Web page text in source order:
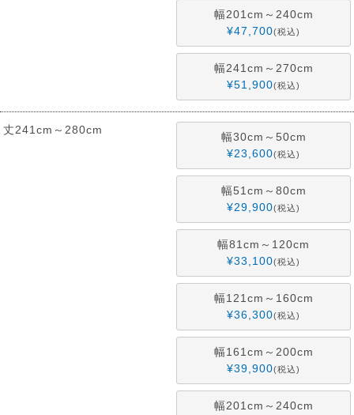
幅201cm～240cm
¥47,700 税込
幅241cm～270cm
¥51,900 税込
丈241cm～280cm
幅30cm～50cm
¥23,600 税込
幅51cm～80cm
¥29,900 税込
幅81cm～120cm
¥33,100 税込
幅121cm～160cm
¥36,300 税込
幅161cm～200cm
¥39,900 税込
幅201cm～240cm